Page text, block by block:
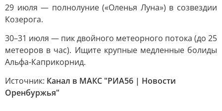
29 июля — полнолуние («Оленья Луна») в созвездии
Козерога.
30–31 июля — пик двойного метеорного потока (до 25
метеоров в час). Ищите крупные медленные болиды
Альфа-Каприкорнид.
Источник: Канал в МАКС "РИА56 | Новости
Оренбуржья"